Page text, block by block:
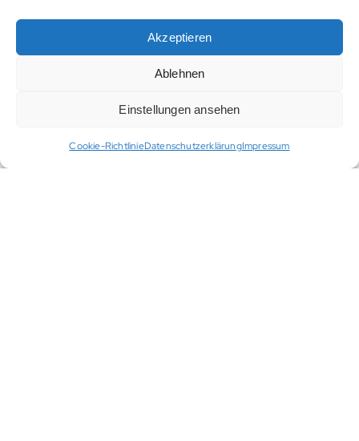
Akzeptieren
Ablehnen
Einstellungen ansehen
Cookie-RichtlinieDatenschutzerklärungImpressum